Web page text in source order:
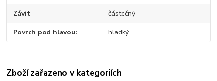
Závit částečný
Povrch pod hlavou hladký
Zboží zařazeno v kategoriích